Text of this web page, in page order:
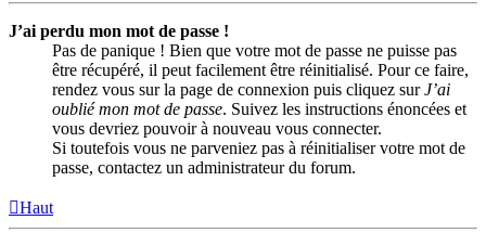
J’ai perdu mon mot de passe !
Pas de panique ! Bien que votre mot de passe ne puisse pas
être récupéré, il peut facilement être réinitialisé. Pour ce faire,
rendez vous sur la page de connexion puis cliquez surJ’ai
oublié mon mot de passe. Suivez les instructions énoncées et
vous devriez pouvoir à nouveau vous connecter.
Si toutefois vous ne parveniez pas à réinitialiser votre mot de
passe, contactez un administrateur du forum.
Haut